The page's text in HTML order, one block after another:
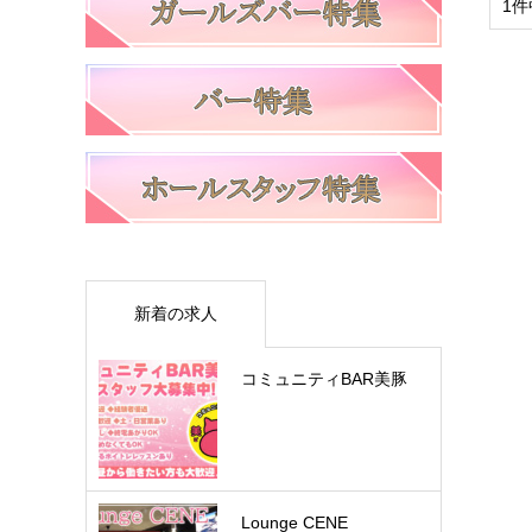
1
新着の求人
コミュニティBAR美豚
Lounge CENE